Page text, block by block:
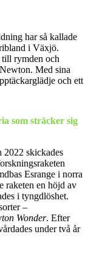
har så kallade
i Växjö.
till rymden och
Med sina
och ett
som sträcker sig
2022 skickades
Esrange i norra
raketen en höjd av
i tyngdlöshet.
–
Wonder. Efter
under två år